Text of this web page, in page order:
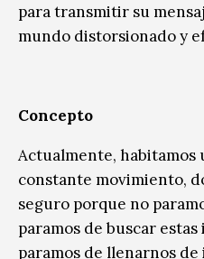
para transmitir su
mundo distorsionado y
Concepto
Actualmente, habitamos
constante movimiento,
seguro porque no
paramos de buscar
paramos de llenarnos